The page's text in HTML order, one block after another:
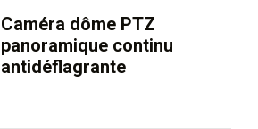
Caméra dôme PTZ
panoramique continu
antidéflagrante